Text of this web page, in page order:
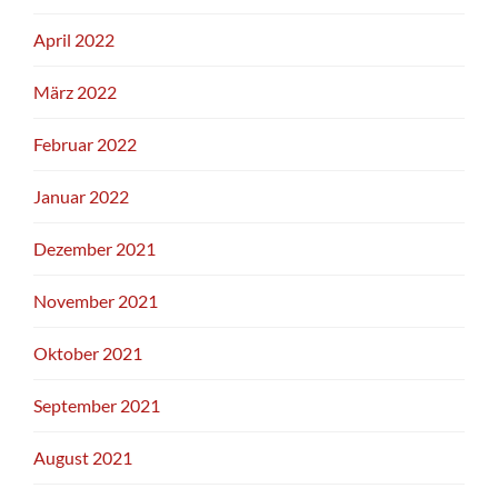
April 2022
März 2022
Februar 2022
Januar 2022
Dezember 2021
November 2021
Oktober 2021
September 2021
August 2021